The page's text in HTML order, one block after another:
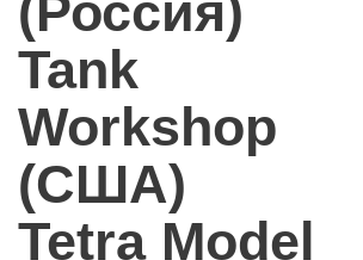
(Россия)
Tank
Workshop
(США)
Tetra Model